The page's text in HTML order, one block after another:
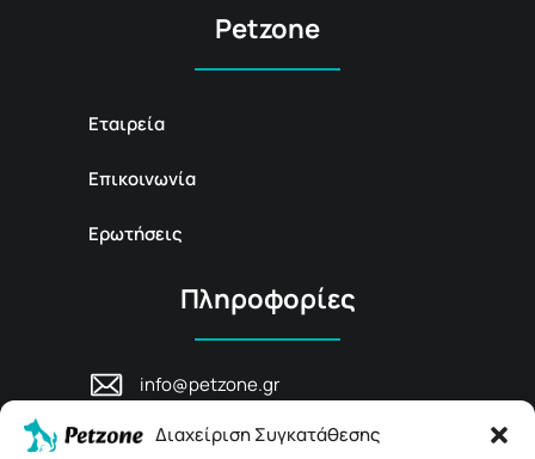
Διαχείριση Συγκατάθεσης
Petzone
Εταιρεία
Επικοινωνία
Ερωτήσεις
Πληροφορίες
info@petzone.gr
Ρέθυμνο, Κρήτη